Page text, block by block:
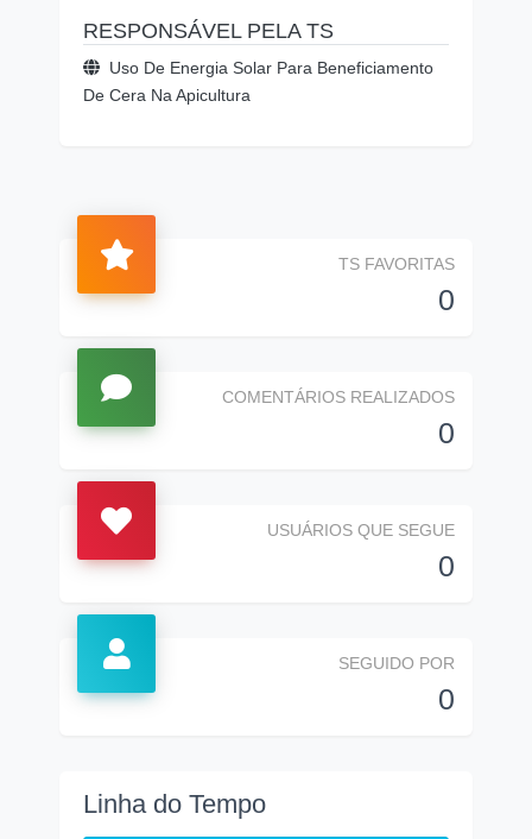
RESPONSÁVEL PELA TS
Uso De Energia Solar Para Beneficiamento
De Cera Na Apicultura
TS FAVORITAS
0
COMENTÁRIOS REALIZADOS
0
USUÁRIOS QUE SEGUE
0
SEGUIDO POR
0
Linha do Tempo